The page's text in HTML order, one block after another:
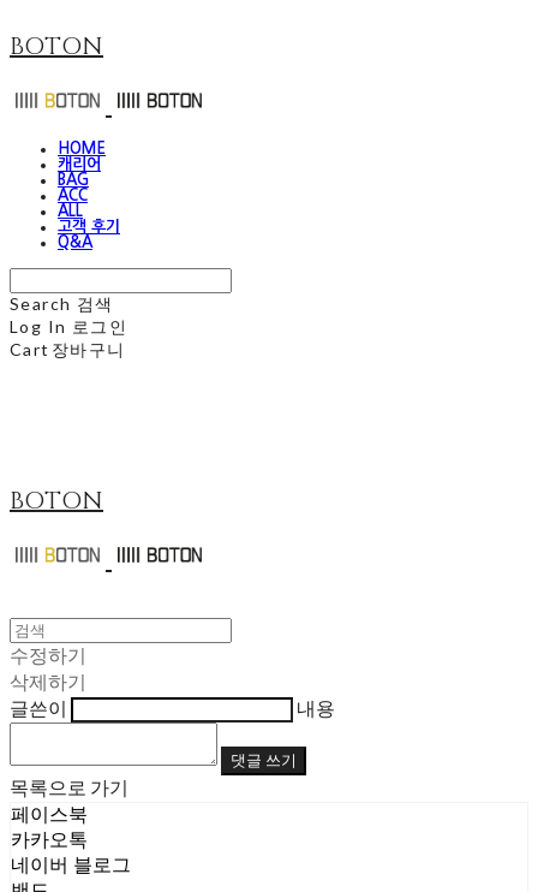
BOTON
HOME
캐리어
BAG
ACC
ALL
고객 후기
Q&A
Search 검색
Log In 로그인
Cart 장바구니
BOTON
수정하기
삭제하기
글쓴이
내용
댓글 쓰기
목록으로 가기
페이스북
카카오톡
네이버 블로그